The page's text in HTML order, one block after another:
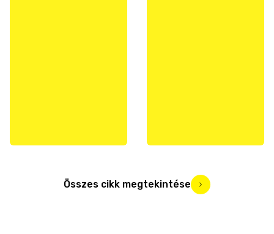
Összes cikk megtekintése